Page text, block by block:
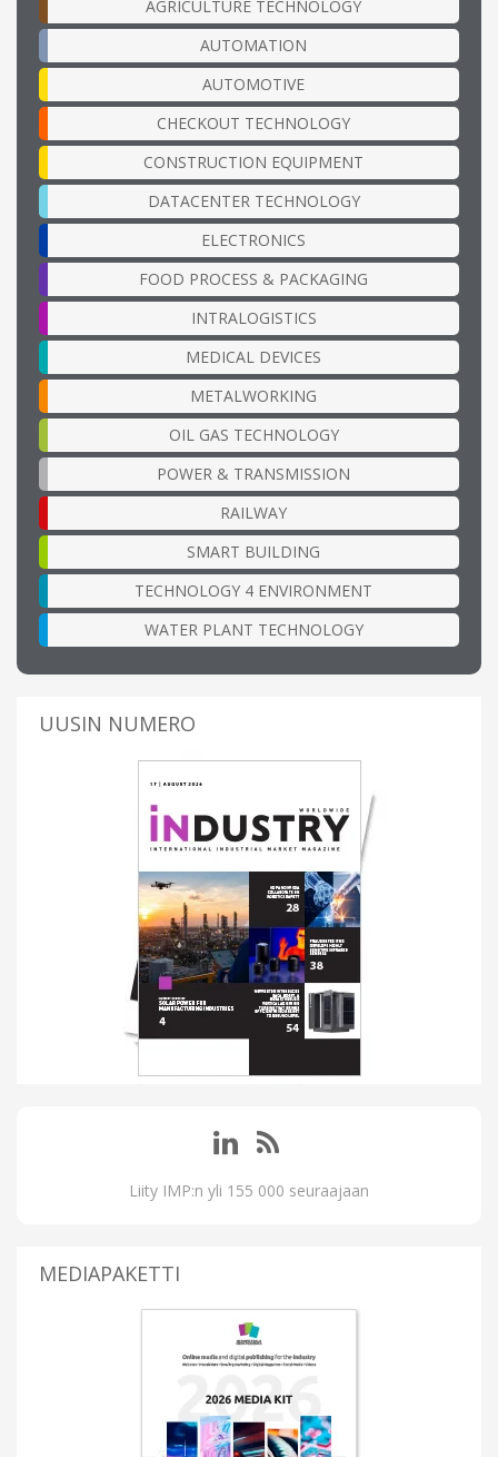
AGRICULTURE TECHNOLOGY
AUTOMATION
AUTOMOTIVE
CHECKOUT TECHNOLOGY
CONSTRUCTION EQUIPMENT
DATACENTER TECHNOLOGY
ELECTRONICS
FOOD PROCESS & PACKAGING
INTRALOGISTICS
MEDICAL DEVICES
METALWORKING
OIL GAS TECHNOLOGY
POWER & TRANSMISSION
RAILWAY
SMART BUILDING
TECHNOLOGY 4 ENVIRONMENT
WATER PLANT TECHNOLOGY
UUSIN NUMERO
Liity IMP:n yli 155 000 seuraajaan
MEDIAPAKETTI